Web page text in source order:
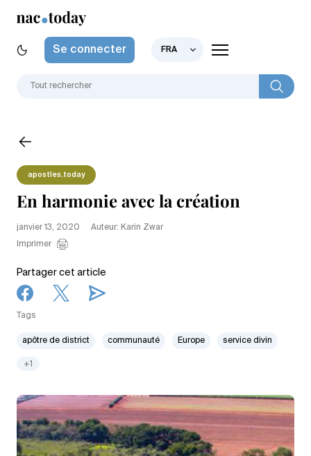
Se connecter FRA
apostles.today
En harmonie avec la création
janvier 13, 2020
Auteur: Karin Zwar
Imprimer
Partager cet article
Tags
apôtre de district communauté Europe service divin
+1